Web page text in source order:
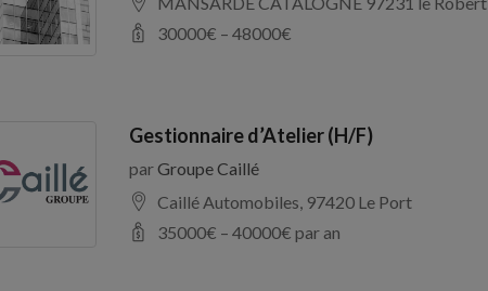
30000€ – 48000€
Gestionnaire d’Atelier (H/F)
parGroupe Caillé
Caillé Automobiles, 97420 Le Port
35000€ – 40000€ par an